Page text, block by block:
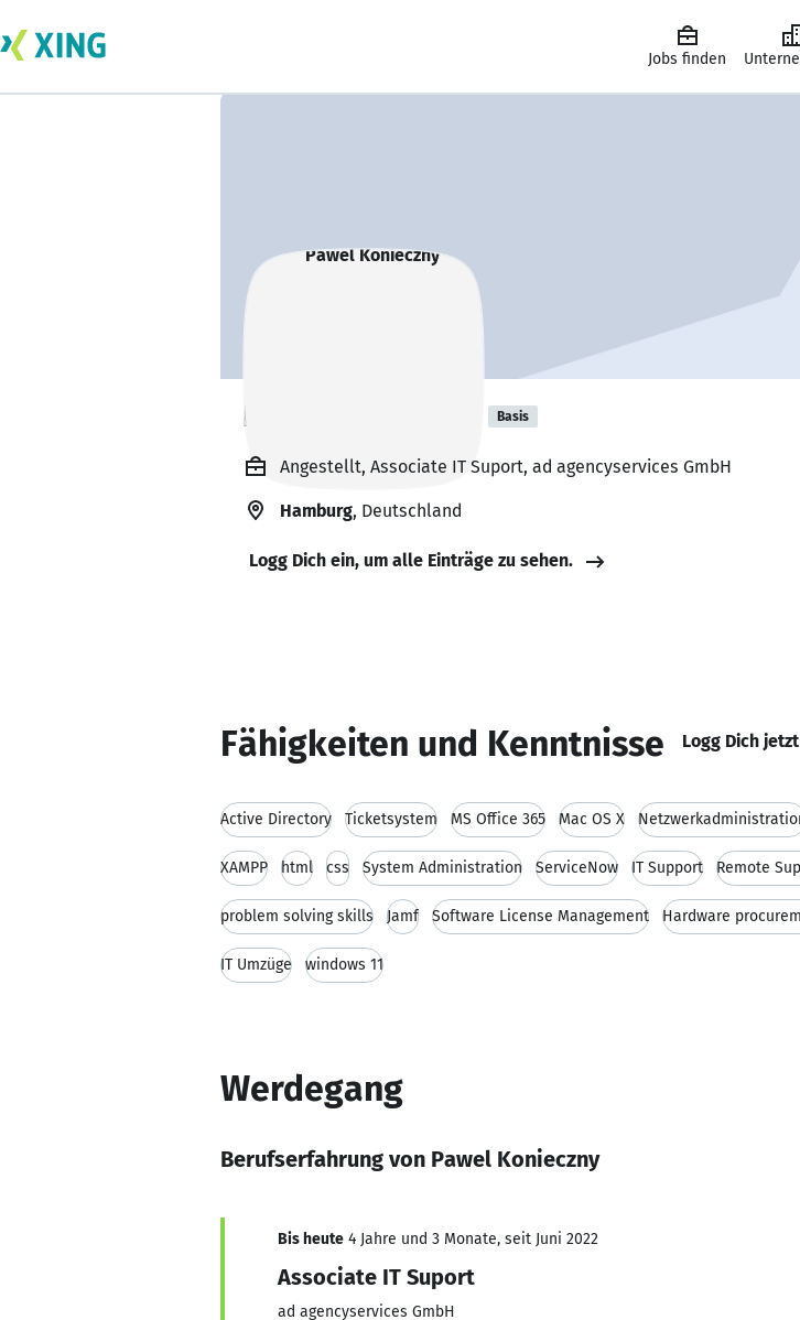
Jobs finden
Pawel Konieczny Basis
Angestellt, Associate IT Suport, ad agencyservices GmbH
Hamburg, Deutschland
Logg Dich ein, um alle Einträge zu sehen.
Fähigkeiten und Kenntnisse Logg Dich
Active Directory Ticketsystem MS Office 365 Mac OS X
XAMPP html css System Administration ServiceNow IT Support Remote
problem solving skills Jamf Software License Management Hardware
IT Umzüge windows 11
Werdegang
Berufserfahrung von Pawel Konieczny
Bis heute 4 Jahre und 3 Monate, seit Juni 2022
Associate IT Suport
ad agencyservices GmbH